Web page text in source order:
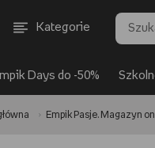
Kategorie
Days do -50%
Empik Pasje. Magazyn